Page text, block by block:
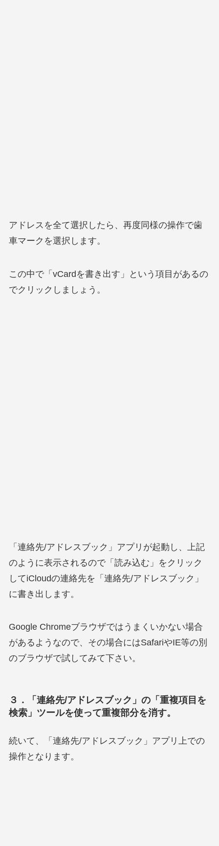
アドレスを全て選択したら、再度同様の操作で歯
車マークを選択します。
この中で「vCardを書き出す」という項目があるの
でクリックしましょう。
「連絡先/アドレスブック」アプリが起動し、上記
のように表示されるので「読み込む」をクリック
してiCloudの連絡先を「連絡先/アドレスブック」
に書き出します。
Google Chromeブラウザではうまくいかない場合
があるようなので、その場合にはSafariやIE等の別
のブラウザで試してみて下さい。
３．「連絡先/アドレスブック」の「重複項目を
検索」ツールを使って重複部分を消す。
続いて、「連絡先/アドレスブック」アプリ上での
操作となります。